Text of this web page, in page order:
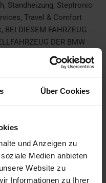
Über Cookies
und Anzeigen zu
Medien anbieten
Website zu
Informationen zu Ihrer
Standheizung, Steptronic
Travel & Comfort
DIESEM FAHRZEUG
DER BMW
BEFINDET SICH NICHT
ZENTRALLAGER.
VORBEHALTEN! Bitte
Verfügbarkeit dieses
Dank.
8.373,- €